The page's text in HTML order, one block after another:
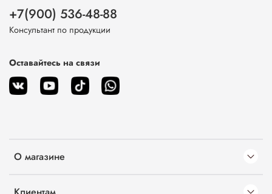
О магазине
+7(900) 536-48-88
Консультант по продукции
Оставайтесь на связи